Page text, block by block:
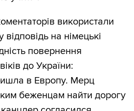
використали
на німецькі
повернення
до України:
в Европу. Мерц
беженцам найти дорогу